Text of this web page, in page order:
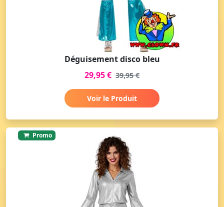
Déguisement disco bleu
29,95 € 39,95 €
Voir le Produit
Promo